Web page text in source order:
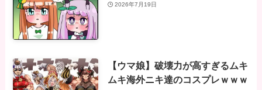
2026年7月19日
【ウマ娘】破壊力が高すぎるムキ
ムキ海外ニキ達のコスプレｗｗｗ